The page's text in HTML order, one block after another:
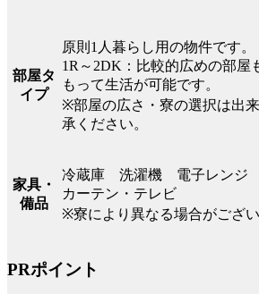
部屋タ
イプ
原則1人暮らし用の物件です。
1R～2DK：比較的広めの部屋
もって生活が可能です。
※部屋の広さ・寮の選択は出
承ください。
家具・
備品
冷蔵庫 洗濯機 電子レン
カーテン・テレビ
※寮により異なる場合がござい
PRポイント